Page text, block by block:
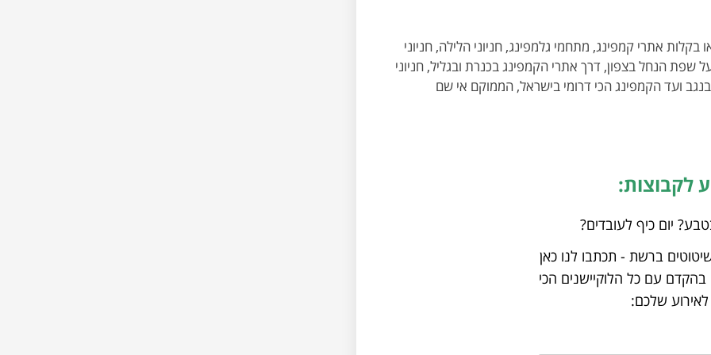
אתרי קמפינג, מתחמי גלמפינג, חניוני הלילה, חניוני
שפת הנחל בצפון, דרך אתרי הקמפינג בכנרת ובגליל, חניוני
ועד הקמפינג הכי דרומי בישראל, הממוקם אי שם
לקבוצות:
יום כיף לעובדים?
ברשת - תכתבו לנו כאן
בהקדם עם כל הלוקיישנים הכי
לאירוע שלכם: